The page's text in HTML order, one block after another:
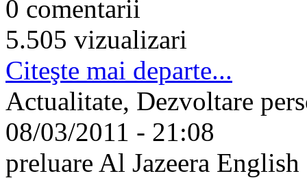
0 comentarii
5.505 vizualizari
Citeşte mai departe...
Actualitate, Dezvoltare
08/03/2011 - 21:08
preluare Al Jazeera English